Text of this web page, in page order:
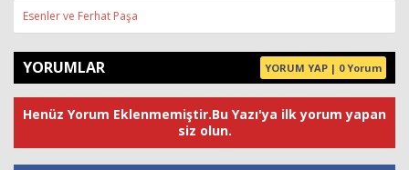
Esenler ve Ferhat Paşa
YORUMLAR YORUM YAP | 0 Yorum
Henüz Yorum Eklenmemiştir.Bu Yazı'ya ilk yorum yapan
siz olun.